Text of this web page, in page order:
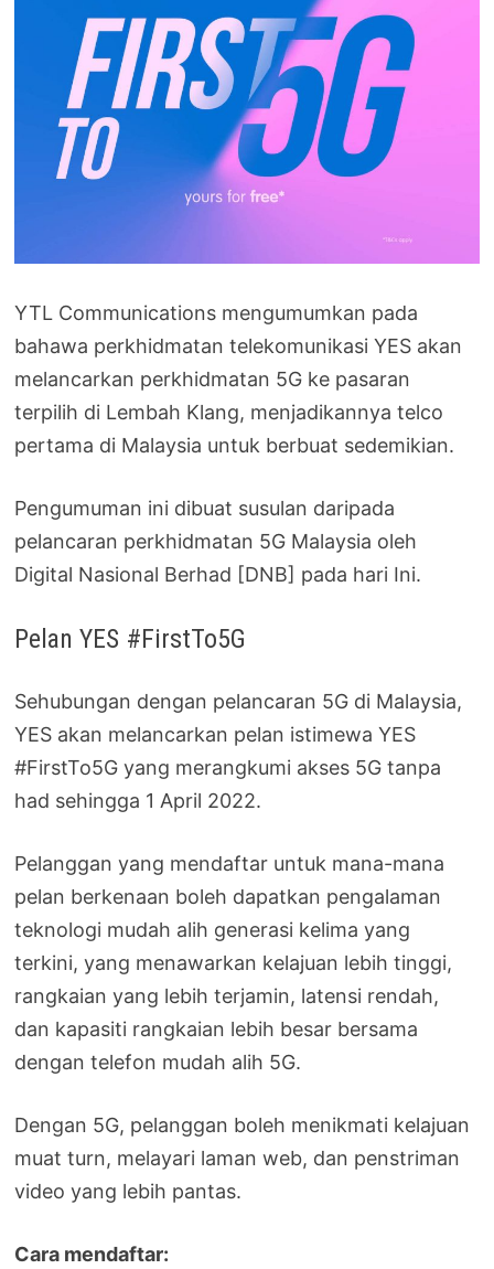
YTL Communications mengumumkan pada
bahawa perkhidmatan telekomunikasi YES akan
melancarkan perkhidmatan 5G ke pasaran
terpilih di Lembah Klang, menjadikannya telco
pertama di Malaysia untuk berbuat sedemikian.
Pengumuman ini dibuat susulan daripada
pelancaran perkhidmatan 5G Malaysia oleh
Digital Nasional Berhad [DNB] pada hari Ini.
Pelan YES #FirstTo5G
Sehubungan dengan pelancaran 5G di Malaysia,
YES akan melancarkan pelan istimewa YES
#FirstTo5G yang merangkumi akses 5G tanpa
had sehingga 1 April 2022.
Pelanggan yang mendaftar untuk mana-mana
pelan berkenaan boleh dapatkan pengalaman
teknologi mudah alih generasi kelima yang
terkini, yang menawarkan kelajuan lebih tinggi,
rangkaian yang lebih terjamin, latensi rendah,
dan kapasiti rangkaian lebih besar bersama
dengan telefon mudah alih 5G.
Dengan 5G, pelanggan boleh menikmati kelajuan
muat turn, melayari laman web, dan penstriman
video yang lebih pantas.
Cara mendaftar: